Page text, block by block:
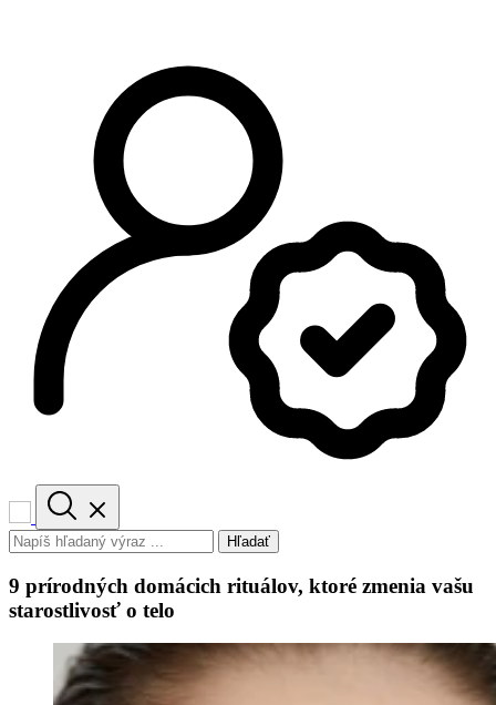
Hľadať
9 prírodných domácich rituálov, ktoré zmenia vašu
starostlivosť o telo